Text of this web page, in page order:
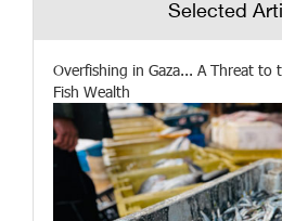
Selected
Overfishing in Gaza... A Threat to
Fish Wealth